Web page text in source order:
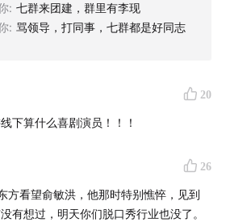
当当网还有亲签和谐音诗集小册子
: 七群来团建，群里有李现
: 骂领导，打同事，七群都是好同志
20
下算什么喜剧演员！！！
26
方看望俞敏洪，他那时特别憔悴，见到
有想过，明天你们脱口秀行业也没了。